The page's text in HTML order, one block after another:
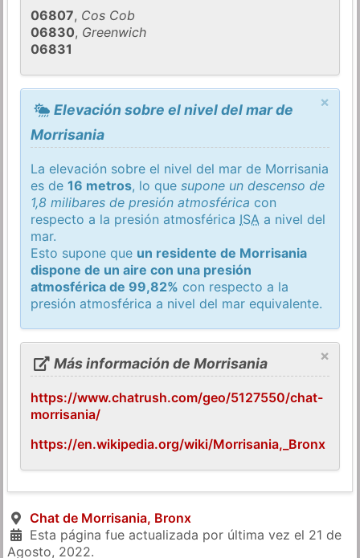
06807, Cos Cob
06830, Greenwich
06831
×
Elevación sobre el nivel del mar de
Morrisania
La elevación sobre el nivel del mar de Morrisania
es de16 metros, lo quesupone un descenso de
1,8 milibares de presión atmosférica con
respecto a la presión atmosférica ISA a nivel del
mar.
Esto supone que un residente de Morrisania
dispone de un aire con una presión
atmosférica de 99,82% con respecto a la
presión atmosférica a nivel del mar equivalente.
×
Más información de Morrisania
https://www.chatrush.com/geo/5127550/chat-
morrisania/
https://en.wikipedia.org/wiki/Morrisania,_Bronx
Chat de Morrisania, Bronx
Esta página fue actualizada por última vez el 21 de
Agosto, 2022.